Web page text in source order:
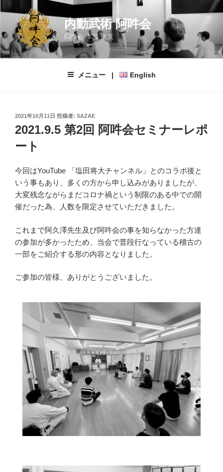
ン
ツ
内動武術 阿吽会
阿吽会 本部 東京
メニュー | English
投
稿
日:
2021年10月11日 投稿者: SAZAE
2021.9.5 第2回 阿吽会セミナーレポ
ート
今回はYouTube 「塩田将大チャンネル」とのコラボ後と
いう事もあり、多くの方から申し込みがありましたが、
大変残念ながらまだコロナ禍という制限のある中での開
催だった為、人数を限定させていただきました。
これまで阿久澤先生及び阿吽会の事を知らなかった方達
の参加が多かったため、当会で普段行なっている稽古の
一部をご紹介する形の内容となりました。
ご参加の皆様、ありがとうございました。